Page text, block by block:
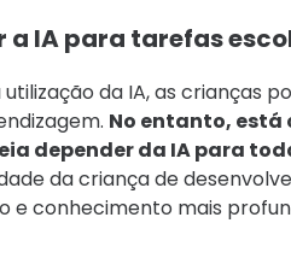
IA para tarefas
da IA, as crianças
No entanto, está
depender da IA ​​para
da criança de
e conhecimento mais